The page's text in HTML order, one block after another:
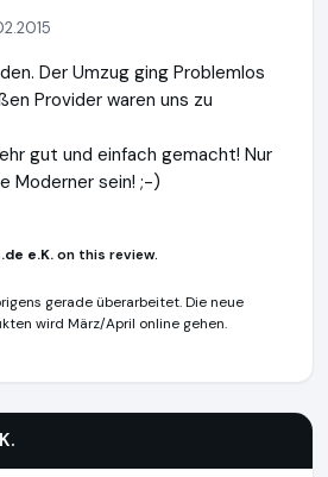
Der Umzug ging Problemlos
Provider waren uns zu
gut und einfach gemacht! Nur
Moderner sein! ;-)
e.K.on this review.
gerade überarbeitet. Die neue
wird März/April online gehen.